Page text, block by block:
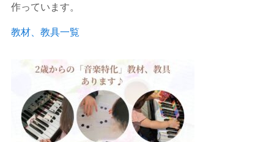
作っています。
教材、教具一覧